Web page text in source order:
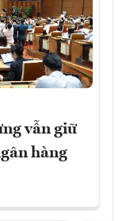
vẫn giữ
hàng